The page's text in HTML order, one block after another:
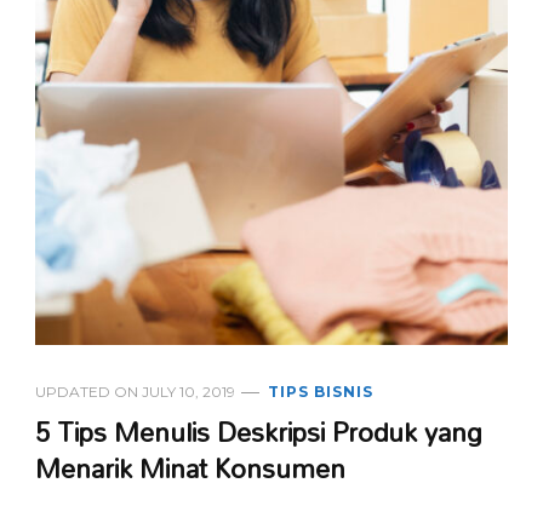
UPDATED ON JULY 10, 2019 TIPS BISNIS
5 Tips Menulis Deskripsi Produk yang
Menarik Minat Konsumen